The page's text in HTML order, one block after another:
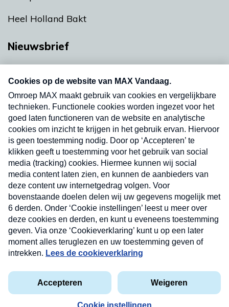
Heel Holland Bakt
Nieuwsbrief
nieuwsbrief. Elke vrijdag- en dinsdagochtend in
uw mailbox.
Verzend
Privacyverklaring
Cookieverklaring
Kwetsbaarheid melden
Copyright © 2026 MAX Vandaag - Omroep MAX
Nieuwsbrief
Neem hier een gratis abonnement op onze
nieuwsbrief. Elke vrijdag- en dinsdagochtend in uw